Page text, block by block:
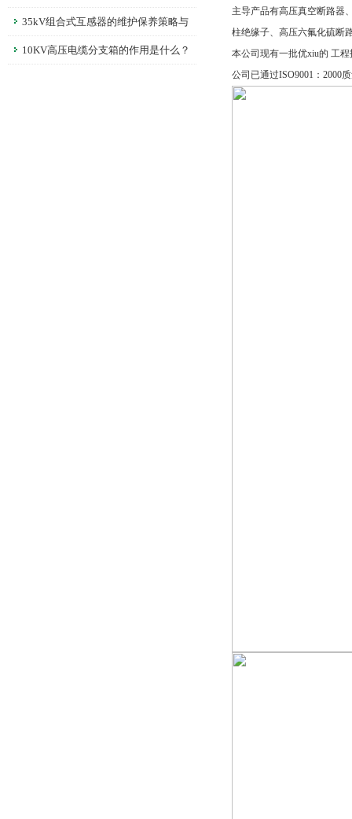
35kV组合式互感器的维护保养策略与
常见故障排除
10KV高压电缆分支箱的作用是什么？
主导产品有高压真空断路器
柱绝缘子、高压六氟化硫断
本公司现有一批优xiu的 工
公司已通过ISO9001：2000